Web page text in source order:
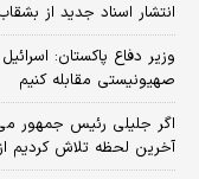
انتشار اسناد جدید از
وزیر دفاع پاکستان:
صهیونیستی مقابله کنیم
اگر جلیلی رئیس جمهور
آخرین لحظه تلاش کردیم